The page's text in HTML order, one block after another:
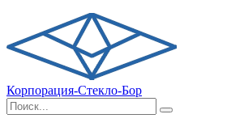
Корпорация-Стекло-Бор